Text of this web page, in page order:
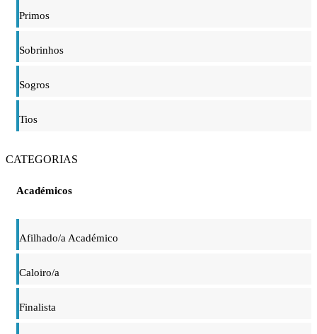
Primos
Sobrinhos
Sogros
Tios
CATEGORIAS
Académicos
Afilhado/a Académico
Caloiro/a
Finalista